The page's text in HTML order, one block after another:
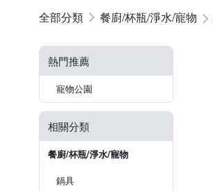
餐廚/杯瓶/淨水/寵物
熱門推薦
寵物公園
相關分類
餐廚/杯瓶/淨水/寵物
鍋具